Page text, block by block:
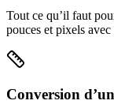
Tout ce qu’il faut
pouces et pixels
Conversion